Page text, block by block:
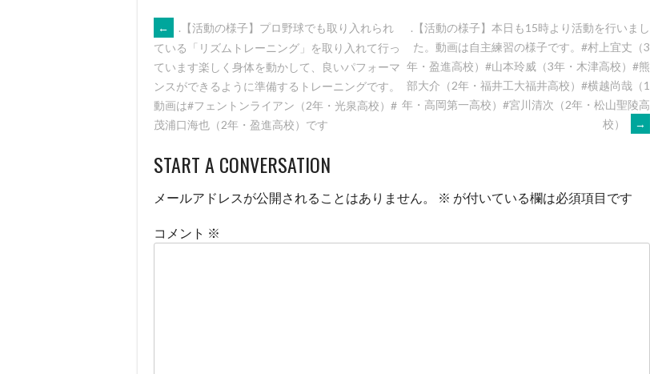
POST
NAVIGATION
←
.【活動の様子】プロ野球でも取り入れられ
ている「リズムトレーニング」を取り入れて行っ
ています楽しく身体を動かして、良いパフォーマ
ンスができるように準備するトレーニングです。
動画は#フェントンライアン（2年・光泉高校）#
茂浦口海也（2年・盈進高校）です️
.【活動の様子】本日も15時より活動を行いまし
た。動画は自主練習の様子です。#村上宜丈（3
年・盈進高校）#山本玲威（3年・木津高校）#熊
部大介（2年・福井工大福井高校）#横越尚哉（1
年・高岡第一高校）#宮川清次（2年・松山聖陵高
校）
→
START A CONVERSATION
メールアドレスが公開されることはありません。 ※ が付いている欄は必須項目です
コメント ※